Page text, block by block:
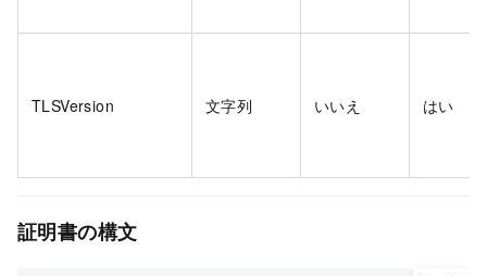
TLSVersion 文字列 いいえ はい
証明書の構文